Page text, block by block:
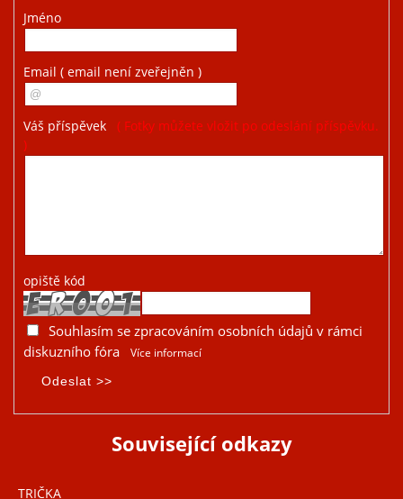
Jméno
Email ( email není zveřejněn )
Váš příspěvek
( Fotky můžete vložit po odeslání příspěvku.
)
opiště kód
Souhlasím se zpracováním osobních údajů v rámci
diskuzního fóra
Více informací
Související odkazy
TRIČKA